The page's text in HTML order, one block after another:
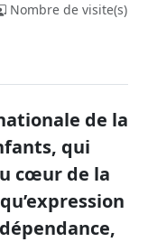
Nombre de visite(s)
de la
qui
cœur de la